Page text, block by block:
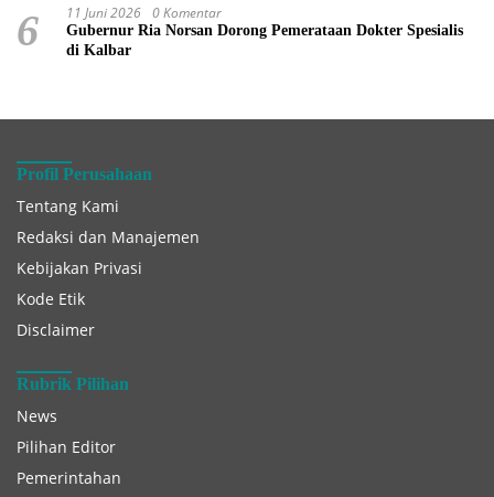
6 11 Juni 2026 0 Komentar
Gubernur Ria Norsan Dorong Pemerataan Dokter Spesialis
di Kalbar
Profil Perusahaan
Tentang Kami
Redaksi dan Manajemen
Kebijakan Privasi
Kode Etik
Disclaimer
Rubrik Pilihan
News
Pilihan Editor
Pemerintahan